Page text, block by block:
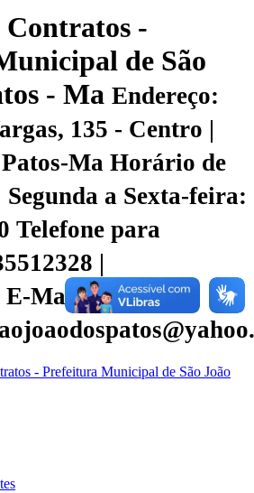
Contratos -
de São
- Ma Endereço:
135 - Centro |
Ma Horário de
a Sexta-feira:
Telefone para
|
E-Mail:
- Prefeitura Municipal de São João